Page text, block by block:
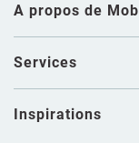
A propos de
Services
Inspirations